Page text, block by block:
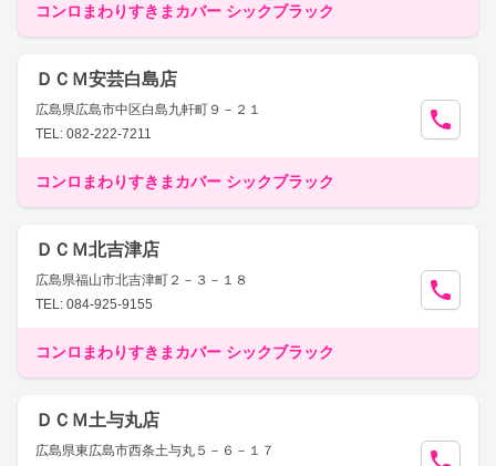
コンロまわりすきまカバー シックブラック
ＤＣＭ安芸白島店
広島県広島市中区白島九軒町９－２１
TEL: 082-222-7211
コンロまわりすきまカバー シックブラック
ＤＣＭ北吉津店
広島県福山市北吉津町２－３－１８
TEL: 084-925-9155
コンロまわりすきまカバー シックブラック
ＤＣＭ土与丸店
広島県東広島市西条土与丸５－６－１７